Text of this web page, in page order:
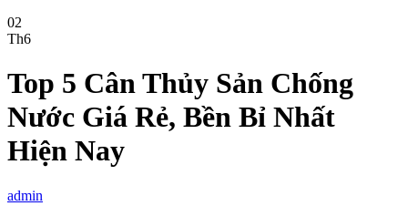
02
Th6
Top 5 Cân Thủy Sản Chống
Nước Giá Rẻ, Bền Bỉ Nhất
Hiện Nay
admin